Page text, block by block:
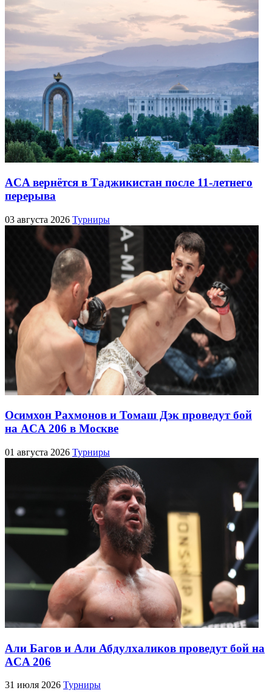
ACA вернётся в Таджикистан после 11-летнего
перерыва
03 августа 2026 Турниры
Осимхон Рахмонов и Томаш Дэк проведут бой
на ACA 206 в Москве
01 августа 2026 Турниры
Али Багов и Али Абдулхаликов проведут бой на
ACA 206
31 июля 2026 Турниры